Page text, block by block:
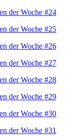
der Woche #24
der Woche #25
der Woche #26
der Woche #27
der Woche #28
der Woche #29
der Woche #30
der Woche #31